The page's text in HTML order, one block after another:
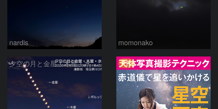
nardis momonako
夕空の月と金星・木星・水星の接近 2026/6/18 PR